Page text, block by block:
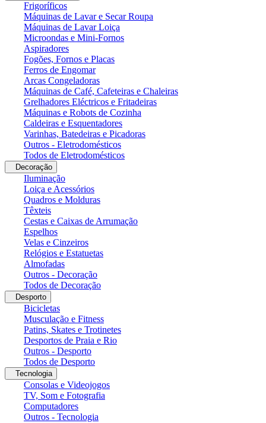
Frigoríficos
Máquinas de Lavar e Secar Roupa
Máquinas de Lavar Loiça
Microondas e Mini-Fornos
Aspiradores
Fogões, Fornos e Placas
Ferros de Engomar
Arcas Congeladoras
Máquinas de Café, Cafeteiras e Chaleiras
Grelhadores Eléctricos e Fritadeiras
Máquinas e Robots de Cozinha
Caldeiras e Esquentadores
Varinhas, Batedeiras e Picadoras
Outros - Eletrodomésticos
Todos de Eletrodomésticos
Decoração
Iluminação
Loiça e Acessórios
Quadros e Molduras
Têxteis
Cestas e Caixas de Arrumação
Espelhos
Velas e Cinzeiros
Relógios e Estatuetas
Almofadas
Outros - Decoração
Todos de Decoração
Desporto
Bicicletas
Musculação e Fitness
Patins, Skates e Trotinetes
Desportos de Praia e Rio
Outros - Desporto
Todos de Desporto
Tecnologia
Consolas e Videojogos
TV, Som e Fotografia
Computadores
Outros - Tecnologia